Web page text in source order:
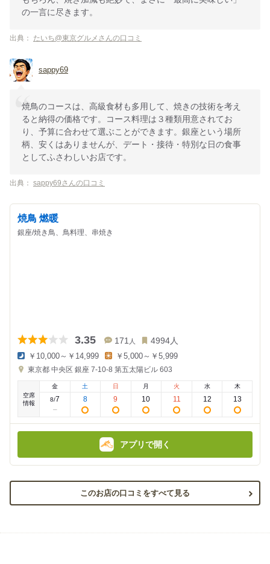
の一言に尽きます。
出典： たいち@東京グルメさんの口コミ
sappy69
焼鳥のコースは、高級食材も多用して、焼きの技術を考え
ると納得の価格です。コース料理は３種類用意されてお
り、予算に合わせて選ぶことができます。銀座という場所
柄、安くはありませんが、デート・接待・特別な日の食事
としてふさわしいお店です。
出典： sappy69さんの口コミ
焼鳥 燃暖
銀座/焼き鳥、鳥料理、串焼き
3.35 171 人 4994人
夜
の
額
￥10,000～￥14,999
昼
の
金
額
￥5,000～￥5,999
東京都 中央区 銀座 7-10-8 第五太陽ビル 603
空席
情報
金
8/7
土
8
日
9
月
10
火
11
水
12
木
13
アプリで開く
このお店の口コミをすべて見る